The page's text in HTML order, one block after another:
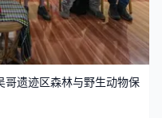
哥遗迹区森林与野生动物保